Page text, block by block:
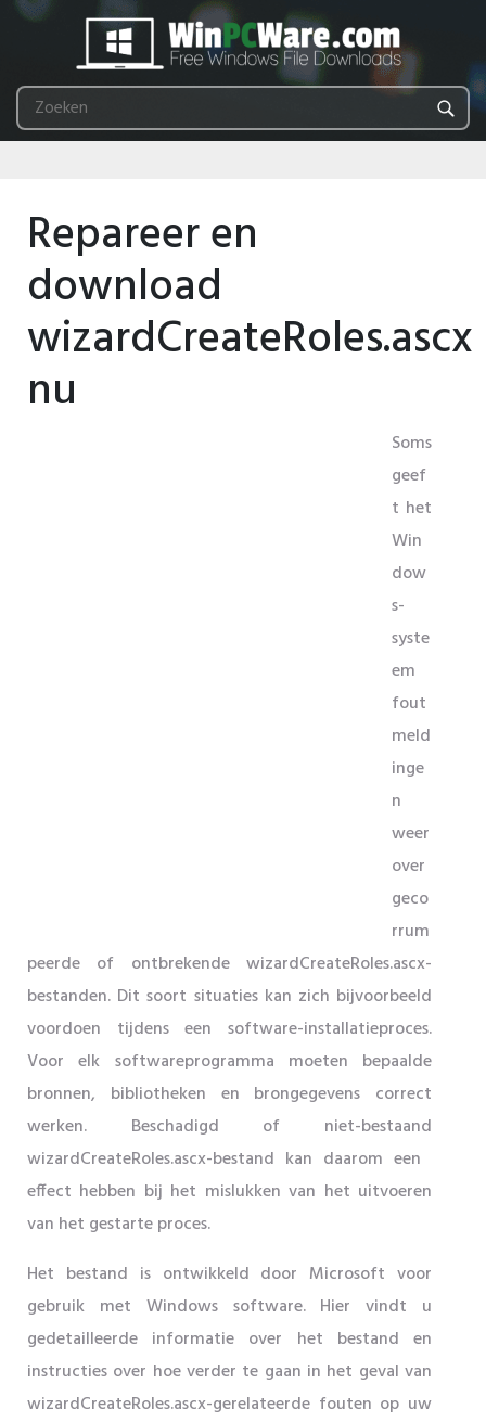
Repareer en
download
wizardCreateRoles.ascx
nu
Soms
geef
t het
Win
dow
s-
syste
em
fout
meld
inge
n
weer
over
geco
rrum
peerde of ontbrekende wizardCreateRoles.ascx-
bestanden. Dit soort situaties kan zich bijvoorbeeld
voordoen tijdens een software-installatieproces.
Voor elk softwareprogramma moeten bepaalde
bronnen, bibliotheken en brongegevens correct
werken. Beschadigd of niet-bestaand
wizardCreateRoles.ascx-bestand kan daarom een ​​
effect hebben bij het mislukken van het uitvoeren
van het gestarte proces.
Het bestand is ontwikkeld door Microsoft voor
gebruik met Windows software. Hier vindt u
gedetailleerde informatie over het bestand en
instructies over hoe verder te gaan in het geval van
wizardCreateRoles.ascx-gerelateerde fouten op uw